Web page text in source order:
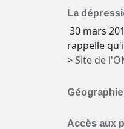
La
30 mars
rappelle
>Site de
Accès aux